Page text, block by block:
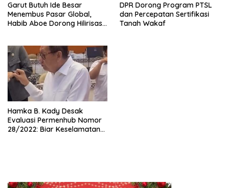
Garut Butuh Ide Besar
Menembus Pasar Global,
Habib Aboe Dorong Hilirisasi
DPR Dorong Program PTSL
dan Percepatan Sertifikasi
Tanah Wakaf
Hamka B. Kady Desak
Evaluasi Permenhub Nomor
28/2022: Biar Keselamatan